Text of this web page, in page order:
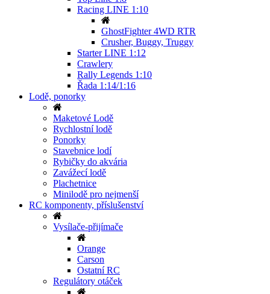
Racing LINE 1:10
GhostFighter 4WD RTR
Crusher, Buggy, Truggy
Starter LINE 1:12
Crawlery
Rally Legends 1:10
Řada 1:14/1:16
Lodě, ponorky
Maketové Lodě
Rychlostní lodě
Ponorky
Stavebnice lodí
Rybičky do akvária
Zavážecí lodě
Plachetnice
Minilodě pro nejmenší
RC komponenty, příslušenství
Vysílače-přijímače
Orange
Carson
Ostatní RC
Regulátory otáček